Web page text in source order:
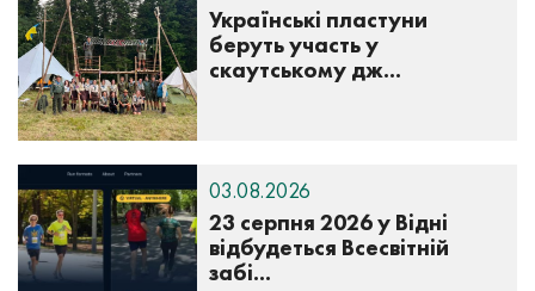
Українські пластуни
беруть участь у
скаутському дж...
23 серпня 2026 у Відні
відбудеться Всесвітній
забі...
03.08.2026